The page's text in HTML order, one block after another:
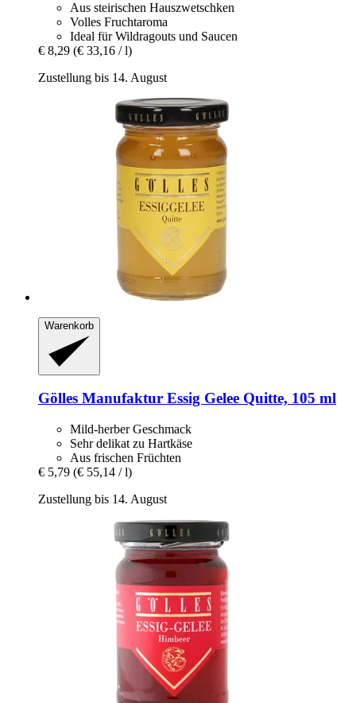
Aus steirischen Hauszwetschken
Volles Fruchtaroma
Ideal für Wildragouts und Saucen
€ 8,29 (€ 33,16 / l)
Zustellung bis 14. August
Warenkorb
Gölles Manufaktur Essig Gelee Quitte, 105 ml
Mild-herber Geschmack
Sehr delikat zu Hartkäse
Aus frischen Früchten
€ 5,79 (€ 55,14 / l)
Zustellung bis 14. August